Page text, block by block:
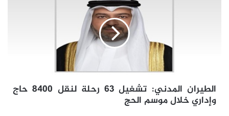
خلال
موسم
الحج
الطيران المدني: تشغيل 63 رحلة لنقل 8400 حاج
وإداري خلال موسم الحج